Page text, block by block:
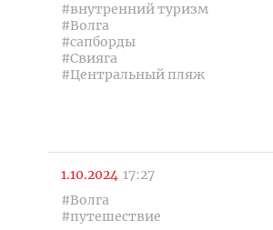
#внутренний туризм
#Волга
#сапборды
#Свияга
#Центральный пляж
1.10.2024 17:27
#Волга
#путешествие